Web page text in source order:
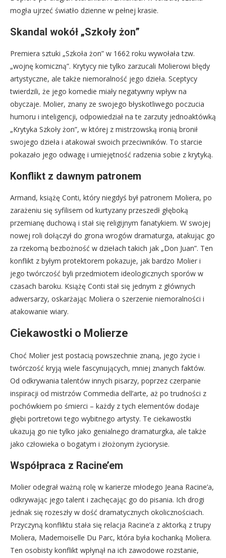
mogła ujrzeć światło dzienne w pełnej krasie.
Skandal wokół „Szkoły żon”
Premiera sztuki „Szkoła żon” w 1662 roku wywołała tzw.
„wojnę komiczną”. Krytycy nie tylko zarzucali Molierowi błędy
artystyczne, ale także niemoralność jego dzieła. Sceptycy
twierdzili, że jego komedie miały negatywny wpływ na
obyczaje. Molier, znany ze swojego błyskotliwego poczucia
humoru i inteligencji, odpowiedział na te zarzuty jednoaktówką
„Krytyka Szkoły żon”, w której z mistrzowską ironią bronił
swojego dzieła i atakował swoich przeciwników. To starcie
pokazało jego odwagę i umiejętność radzenia sobie z krytyką.
Konflikt z dawnym patronem
Armand, książę Conti, który niegdyś był patronem Moliera, po
zarażeniu się syfilisem od kurtyzany przeszedł głęboką
przemianę duchową i stał się religijnym fanatykiem. W swojej
nowej roli dołączył do grona wrogów dramaturga, atakując go
za rzekomą bezbożność w dziełach takich jak „Don Juan”. Ten
konflikt z byłym protektorem pokazuje, jak bardzo Molier i
jego twórczość byli przedmiotem ideologicznych sporów w
czasach baroku. Książę Conti stał się jednym z głównych
adwersarzy, oskarżając Moliera o szerzenie niemoralności i
atakowanie wiary.
Ciekawostki o Molierze
Choć Molier jest postacią powszechnie znaną, jego życie i
twórczość kryją wiele fascynujących, mniej znanych faktów.
Od odkrywania talentów innych pisarzy, poprzez czerpanie
inspiracji od mistrzów Commedia dell’arte, aż po trudności z
pochówkiem po śmierci – każdy z tych elementów dodaje
głębi portretowi tego wybitnego artysty. Te ciekawostki
ukazują go nie tylko jako genialnego dramaturgka, ale także
jako człowieka o bogatym i złożonym życiorysie.
Współpraca z Racine’em
Molier odegrał ważną rolę w karierze młodego Jeana Racine’a,
odkrywając jego talent i zachęcając go do pisania. Ich drogi
jednak się rozeszły w dość dramatycznych okolicznościach.
Przyczyną konfliktu stała się relacja Racine’a z aktorką z trupy
Moliera, Mademoiselle Du Parc, która była kochanką Moliera.
Ten osobisty konflikt wpłynął na ich zawodowe rozstanie,